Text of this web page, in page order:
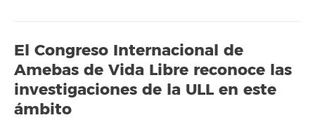
El Congreso Internacional de
Amebas de Vida Libre reconoce las
investigaciones de la ULL en este
ámbito